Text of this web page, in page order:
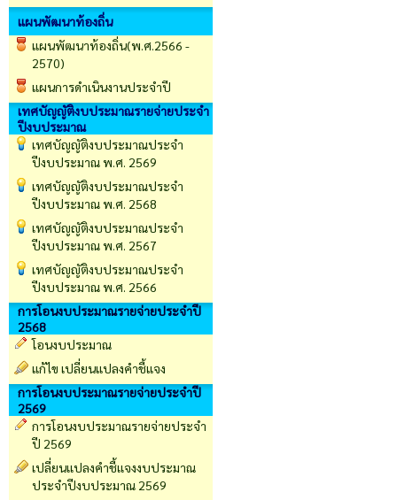
แผนพัฒนาท้องถิ่น
แผนพัฒนาท้องถิ่น(พ.ศ.2566 -
2570)
แผนการดำเนินงานประจำปี
เทศบัญญัติงบประมาณรายจ่ายประจำ
ปีงบประมาณ
เทศบัญญัติงบประมาณประจำ
ปีงบประมาณ พ.ศ. 2569
เทศบัญญัติงบประมาณประจำ
ปีงบประมาณ พ.ศ. 2568
เทศบัญญัติงบประมาณประจำ
ปีงบประมาณ พ.ศ. 2567
เทศบัญญัติงบประมาณประจำ
ปีงบประมาณ พ.ศ. 2566
การโอนงบประมาณรายจ่ายประจำปี
2568
โอนงบประมาณ
แก้ไข เปลี่ยนแปลงคำชี้แจง
การโอนงบประมาณรายจ่ายประจำปี
2569
การโอนงบประมาณรายจ่ายประจำ
ปี 2569
เปลี่ยนเเปลงคำชี้เเจงงบประมาณ
ประจำปีงบประมาณ 2569